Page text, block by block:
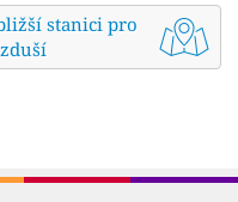
stanici pro